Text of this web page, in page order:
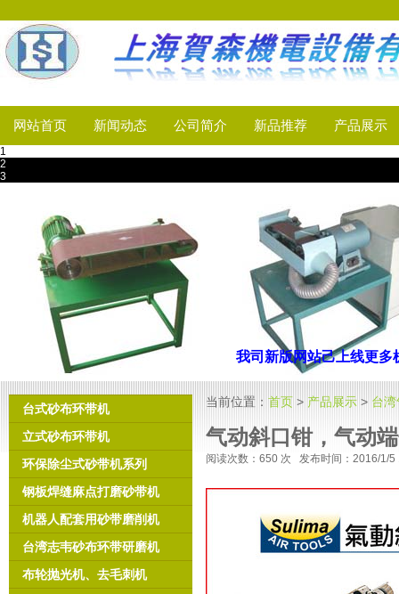
网站首页 新闻动态 公司简介 新品推荐 产品展示
1
2
3
台式砂布环带机
立式砂布环带机
环保除尘式砂带机系列
钢板焊缝麻点打磨砂带机
机器人配套用砂带磨削机
台湾志韦砂布环带研磨机
布轮抛光机、去毛刺机
当前位置： 首页 > 产品展示 > 台
气动斜口钳，气动
阅读次数： 650 次 发布时间：2016/1/5
我司新版网站己上线